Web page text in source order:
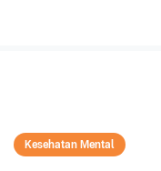
Kesehatan Mental